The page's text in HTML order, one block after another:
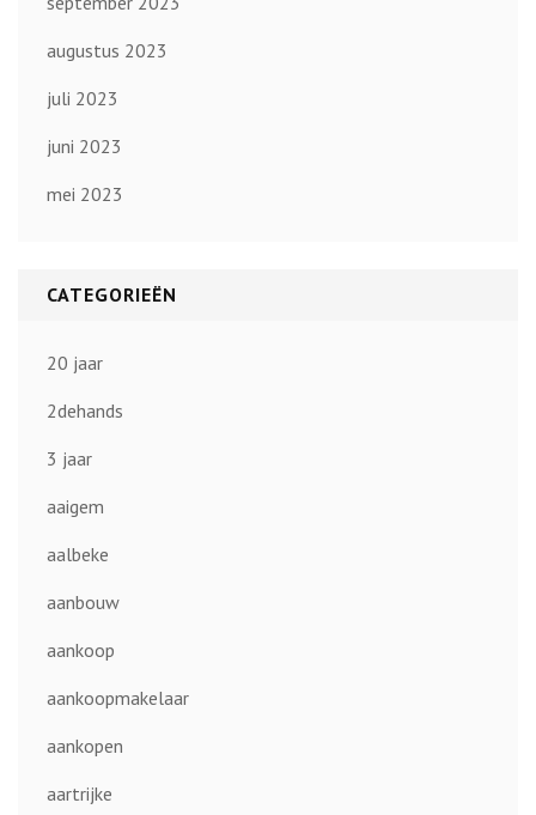
augustus 2023
juli 2023
juni 2023
mei 2023
CATEGORIEËN
20 jaar
2dehands
3 jaar
aaigem
aalbeke
aanbouw
aankoop
aankoopmakelaar
aankopen
aartrijke